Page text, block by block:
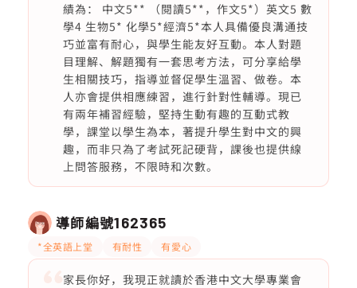
績為： 中文5** （閱讀5**，作文5*）英文5 數
學4 生物5* 化學5*經濟5*本人具備優良溝通技
巧並富有耐心，與學生能友好互動。本人對題
目理解、解題獨有一套思考方法，可分享給學
生相關技巧，指導並督促學生溫習、做卷。本
人亦會提供相應練習，進行針對性輔導。現已
有兩年補習經驗，堅持生動有趣的互動式教
學，課堂以學生為本，著提升學生對中文的興
趣，而非只為了考試死記硬背，課後也提供線
上問答服務，不限時和次數。
導師編號162365
*全英語上堂 有耐性 有愛心
家長你好，我現正就讀於香港中文大學專業會